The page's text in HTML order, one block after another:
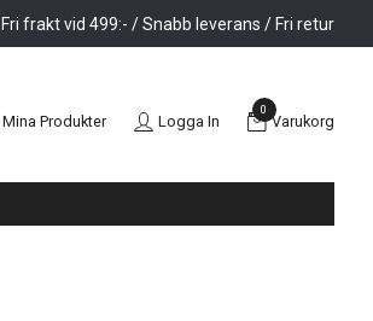
Fri frakt vid 499:- / Snabb leverans / Fri retur
Mina Produkter Logga In
0
Varukorg